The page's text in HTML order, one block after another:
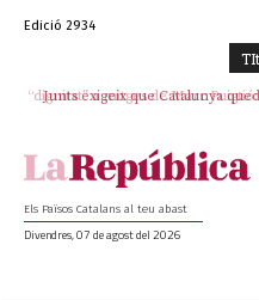
Edició 2934
Junts exigeix que Catalunya
Els Països Catalans al teu abast
Divendres, 07 de agost del 2026